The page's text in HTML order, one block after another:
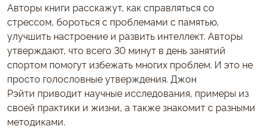
Авторы книги расскажут, как справляться со
стрессом, бороться с проблемами с памятью,
улучшить настроение и развить интеллект. Авторы
утверждают, что всего 30 минут в день занятий
спортом помогут избежать многих проблем. И это не
просто голословные утверждения. Джон
Рэйти приводит научные исследования, примеры из
своей практики и жизни, а также знакомит с разными
методиками.